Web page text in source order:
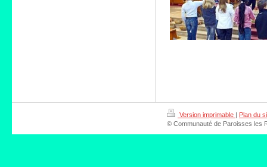
Version imprimable | Plan du
© Communauté de Paroisses les